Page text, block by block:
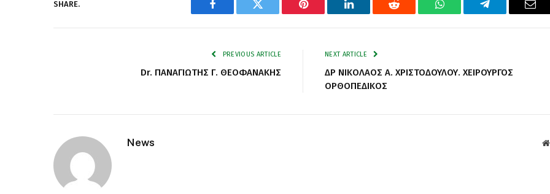
SHARE.
Facebook Twitter Pinterest LinkedIn Reddit WhatsAppTelegram
PREVIOUS ARTICLE
Dr. ΠΑΝΑΓΙΩΤΗΣ Γ. ΘΕΟΦΑΝΑΚΗΣ
NEXT ARTICLE
ΔΡ ΝΙΚΟΛΑΟΣ A. ΧΡΙΣΤΟΔΟΥΛΟΥ. ΧΕΙΡΟΥΡΓΟΣ
ΟΡΘΟΠΕΔΙΚΟΣ
News